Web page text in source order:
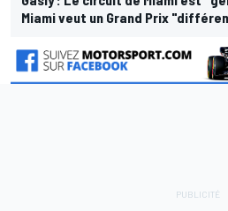
Miami veut un Grand Prix